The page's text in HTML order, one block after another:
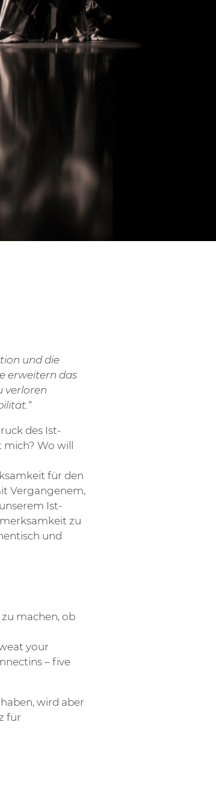
und die
erweitern das
verloren
des Ist-
mich? Wo will
für den
Vergangenem,
Ist-
zu
und
machen, ob
your
– five
wird aber
für